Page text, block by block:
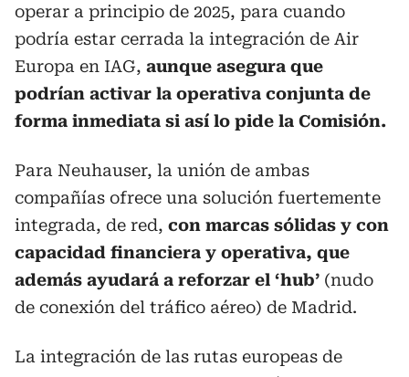
operar a principio de 2025, para cuando
podría estar cerrada la integración de Air
Europa en IAG, aunque asegura que
podrían activar la operativa conjunta de
forma inmediata si así lo pide la Comisión.
Para Neuhauser, la unión de ambas
compañías ofrece una solución fuertemente
integrada, de red, con marcas sólidas y con
capacidad financiera y operativa, que
además ayudará a reforzar el ‘hub’ (nudo
de conexión del tráfico aéreo) de Madrid.
La integración de las rutas europeas de